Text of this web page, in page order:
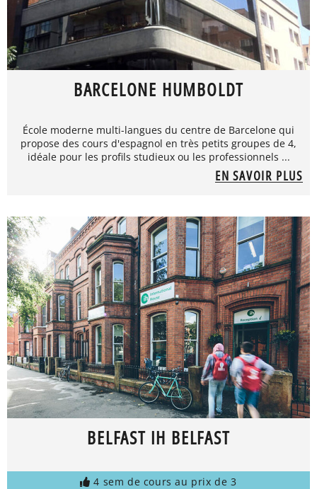
BARCELONE HUMBOLDT
École moderne multi-langues du centre de Barcelone qui
propose des cours d'espagnol en très petits groupes de 4,
idéale pour les profils studieux ou les professionnels ...
EN SAVOIR PLUS
BELFAST IH BELFAST
4 sem de cours au prix de 3